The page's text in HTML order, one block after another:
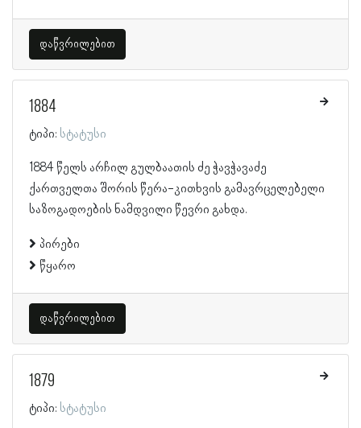
დაწვრილებით
1884
ტიპი: სტატუსი
1884 წელს არჩილ გულბაათის ძე ჭავჭავაძე
ქართველთა შორის წერა-კითხვის გამავრცელებელი
საზოგადოების ნამდვილი წევრი გახდა.
პირები
წყარო
დაწვრილებით
1879
ტიპი: სტატუსი